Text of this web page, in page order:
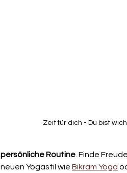
Zeit für dich - Du bist
persönliche Routine. Finde
neuen Yogastil wie Bikram Yoga